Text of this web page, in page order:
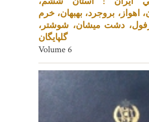
اهواز، بروجرد، بهبهان، خرم
دشت میشان، شوشتر،
گلپایگان
Volume 6